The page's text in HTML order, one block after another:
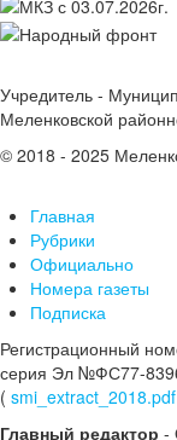
Учредитель -
Меленковской
© 2018 - 2025
Главная
Рубрики
Официально
Номера газеты
Подписка
Регистрационный
серия Эл №ФС77-
( smi_extract_2018.pdf
Главный редактор -